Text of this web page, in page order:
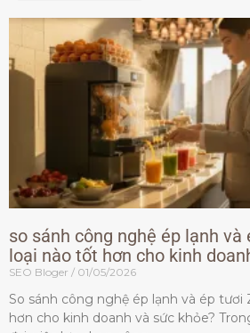
so sánh công nghệ ép lạnh
loại nào tốt hơn cho kinh
SEO Bloger 01/05/2026
So sánh công nghệ ép lạnh và ép tươi
hơn cho kinh doanh và sức khỏe?